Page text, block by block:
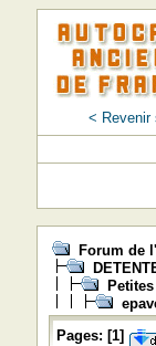
< Revenir
Forum de
Pages: [1]